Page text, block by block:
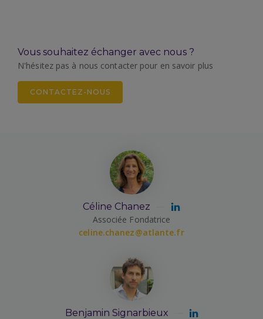
Vous souhaitez échanger avec nous ?
N'hésitez pas à nous contacter pour en savoir plus
CONTACTEZ-NOUS
Céline Chanez
Associée Fondatrice
celine.chanez@atlante.fr
Benjamin Signarbieux